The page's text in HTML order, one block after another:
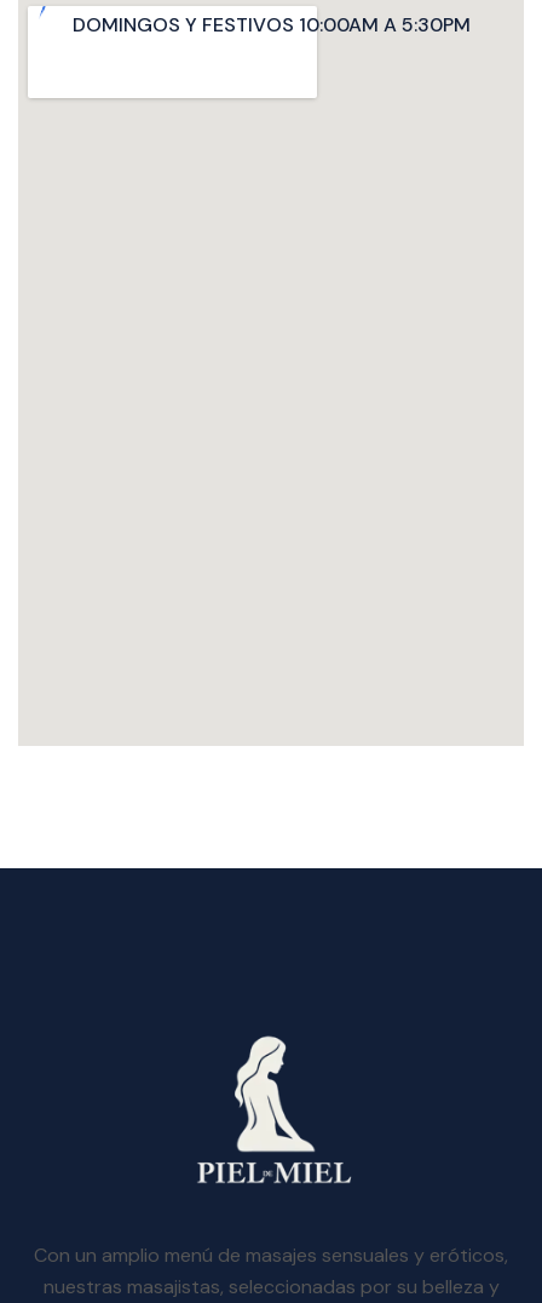
DOMINGOS Y FESTIVOS 10:00AM A 5:30PM
Con un amplio menú de masajes sensuales y eróticos,
nuestras masajistas, seleccionadas por su belleza y